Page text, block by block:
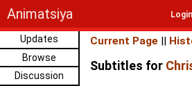
Animatsiya
Updates
Browse
Discussion
Current Page ||
Subtitles for